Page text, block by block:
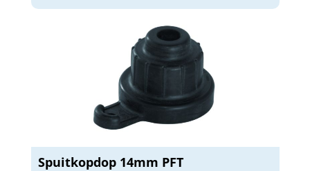
Spuitkopdop 14mm PFT